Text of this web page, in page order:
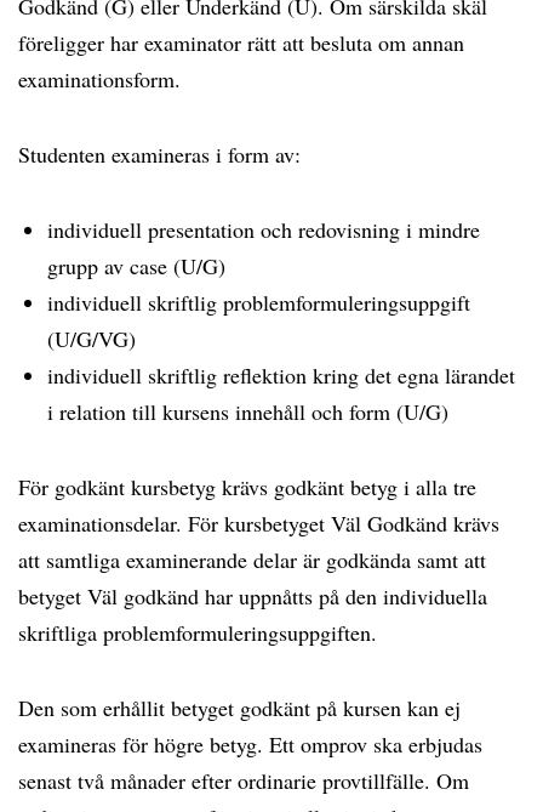
Godkänd (G) eller Underkänd (U). Om särskilda skäl
föreligger har examinator rätt att besluta om annan
examinationsform.
Studenten examineras i form av:
individuell presentation och redovisning i mindre
grupp av case (U/G)
individuell skriftlig problemformuleringsuppgift
(U/G/VG)
individuell skriftlig reflektion kring det egna lärandet
i relation till kursens innehåll och form (U/G)
För godkänt kursbetyg krävs godkänt betyg i alla tre
examinationsdelar. För kursbetyget Väl Godkänd krävs
att samtliga examinerande delar är godkända samt att
betyget Väl godkänd har uppnåtts på den individuella
skriftliga problemformuleringsuppgiften.
Den som erhållit betyget godkänt på kursen kan ej
examineras för högre betyg. Ett omprov ska erbjudas
senast två månader efter ordinarie provtillfälle. Om